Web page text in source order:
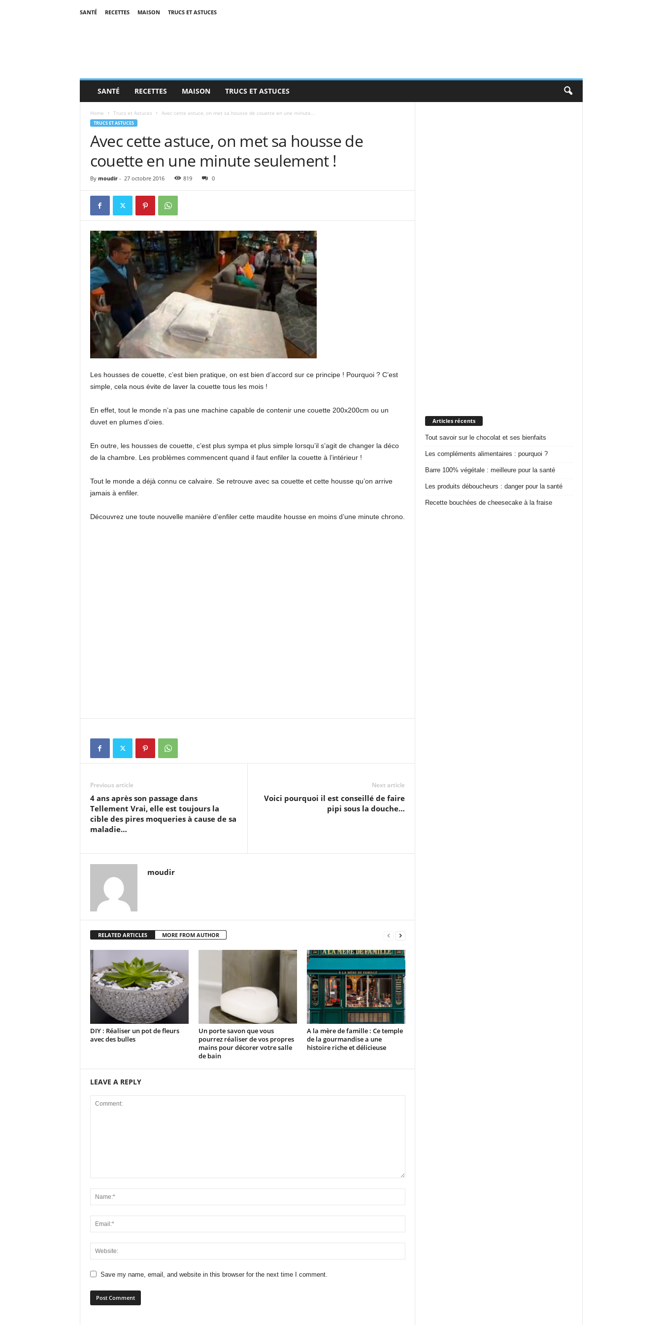
SANTÉ RECETTES MAISON TRUCS ET ASTUCES
SANTÉ RECETTES MAISON TRUCS ET ASTUCES
Home Trucs et Astuces Avec cette astuce, on met sa housse de couette en une minute...
TRUCS ET ASTUCES
Avec cette astuce, on met sa housse de
couette en une minute seulement !
By moudir- 27 octobre 2016 819 0
Les housses de couette, c’est bien pratique, on est bien d’accord sur ce principe ! Pourquoi ? C’est
simple, cela nous évite de laver la couette tous les mois !
En effet, tout le monde n’a pas une machine capable de contenir une couette 200x200cm ou un
duvet en plumes d’oies.
En outre, les housses de couette, c’est plus sympa et plus simple lorsqu’il s’agit de changer la déco
de la chambre. Les problèmes commencent quand il faut enfiler la couette à l’intérieur !
Tout le monde a déjà connu ce calvaire. Se retrouve avec sa couette et cette housse qu’on arrive
jamais à enfiler.
Découvrez une toute nouvelle manière d’enfiler cette maudite housse en moins d’une minute chrono.
Previous article
4 ans après son passage dans
Tellement Vrai, elle est toujours la
cible des pires moqueries à cause de sa
maladie…
Next article
Voici pourquoi il est conseillé de faire
pipi sous la douche…
moudir
RELATED ARTICLES MORE FROM AUTHOR
DIY : Réaliser un pot de fleurs
avec des bulles
Un porte savon que vous
pourrez réaliser de vos propres
mains pour décorer votre salle
de bain
A la mère de famille : Ce temple
de la gourmandise a une
histoire riche et délicieuse
LEAVE A REPLY
Save my name, email, and website in this browser for the next time I comment.
Articles récents
Tout savoir sur le chocolat et ses bienfaits
Les compléments alimentaires : pourquoi ?
Barre 100% végétale : meilleure pour la santé
Les produits déboucheurs : danger pour la santé
Recette bouchées de cheesecake à la fraise